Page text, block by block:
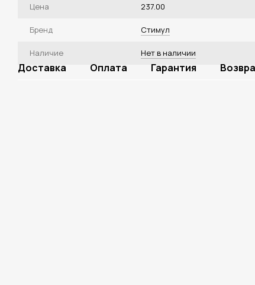
Цена 237.00
Бренд Стимул
Наличие Нет в наличии
Доставка Оплата Гарантия